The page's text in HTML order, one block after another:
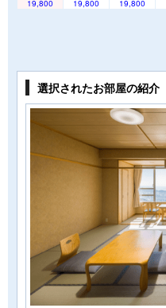
19,800 19,800 19,800
選択されたお部屋の紹介